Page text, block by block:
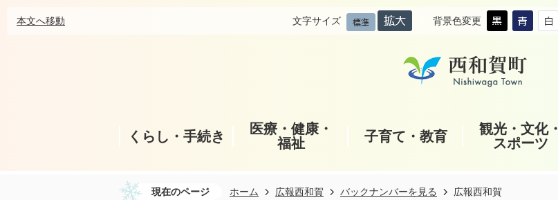
本文へ移動 文字サイズ 背景色変更
くらし・手続き
医療・健康・
福祉
子育て・教育
観光・文化・
スポーツ
現在のページ ホーム 広報西和賀 バックナンバーを見る 広報西和賀